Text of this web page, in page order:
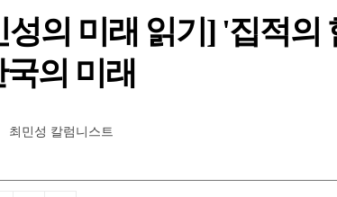
성의 미래 읽기] '집적의
의 미래
최민성 칼럼니스트